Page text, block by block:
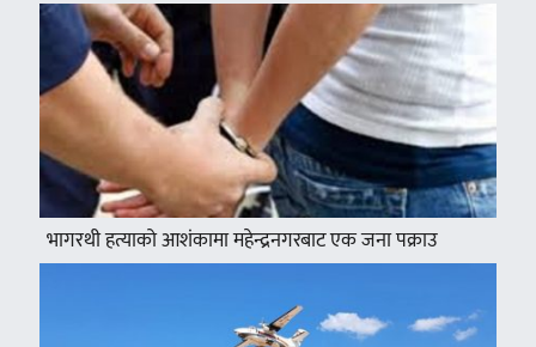
भागरथी हत्याको आशंकामा महेन्द्रनगरबाट एक जना पक्राउ